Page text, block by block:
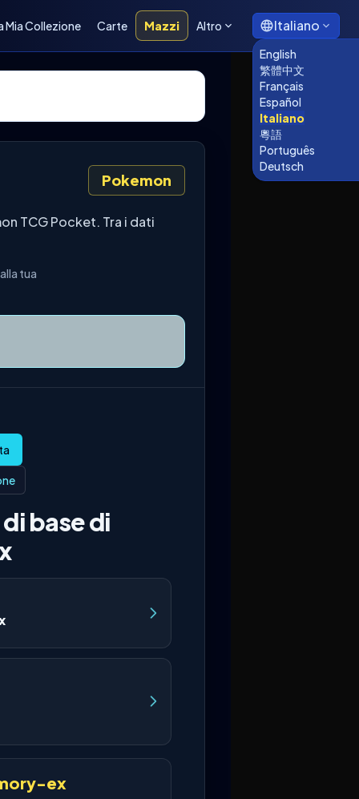
Mia Collezione Carte Mazzi Altro Italiano
English
繁體中文
Français
Español
Italiano
粵語
Português
Deutsch
Pokemon
TCG Pocket. Tra i dati
tua
base di
ex